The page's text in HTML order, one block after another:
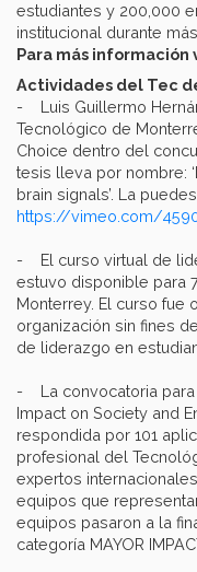
estudiantes y 200,000
institucional durante
Para más información
Actividades del Tec
- Luis Guillermo
Tecnológico de
Choice dentro del
tesis lleva por nombre:
brain signals’. La
https://vimeo.com/
- El curso virtual de
estuvo disponible para
Monterrey. El curso fue
organización sin fines
de liderazgo en
- La convocatoria para
Impact on Society and
respondida por 101
profesional del
expertos
equipos que
equipos pasaron a la
categoría MAYOR